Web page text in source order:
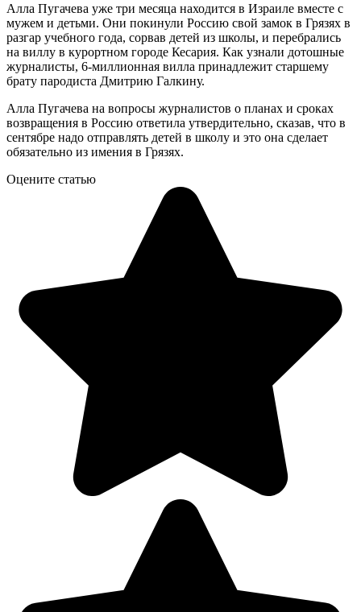
Алла Пугачева уже три месяца находится в Израиле вместе с
мужем и детьми. Они покинули Россию свой замок в Грязях в
разгар учебного года, сорвав детей из школы, и перебрались
на виллу в курортном городе Кесария. Как узнали дотошные
журналисты, 6-миллионная вилла принадлежит старшему
брату пародиста Дмитрию Галкину.
Алла Пугачева на вопросы журналистов о планах и сроках
возвращения в Россию ответила утвердительно, сказав, что в
сентябре надо отправлять детей в школу и это она сделает
обязательно из имения в Грязях.
Оцените статью